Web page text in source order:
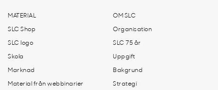
MATERIAL
SLC Shop
SLC logo
Skola
Marknad
Material från webbinarier
OM SLC
Organisation
SLC 75 år
Uppgift
Bakgrund
Strategi